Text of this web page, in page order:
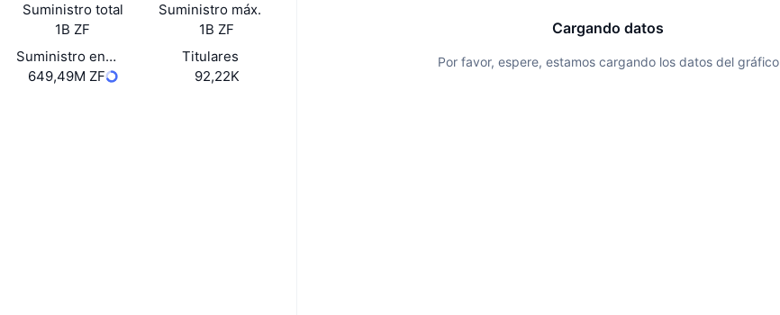
Suministro total
1B ZF
Suministro máx.
1B ZF
Suministro en circulación
649,49M ZF
Titulares
92,22K
Cargando datos
Por favor, espere, estamos cargando los datos del gráfico